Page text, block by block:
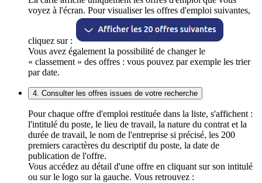
voyez à l'écran. Pour visualiser les offres d'emploi suivantes,
cliquez sur :
Vous avez également la possibilité de changer le
« classement » des offres : vous pouvez par exemple les trier
par date.
4. Consulter les offres issues de votre recherche
Pour chaque offre d'emploi restituée dans la liste, s'affichent :
l'intitulé du poste, le lieu de travail, la nature du contrat et la
durée de travail, le nom de l'entreprise si précisé, les 200
premiers caractères du descriptif du poste, la date de
publication de l'offre.
Vous accédez au détail d'une offre en cliquant sur son intitulé
ou sur le logo sur la gauche. Vous retrouvez :